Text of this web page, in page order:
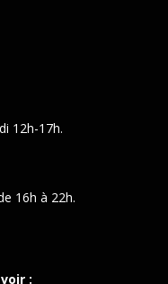
12h-17h.
16h à 22h.
: